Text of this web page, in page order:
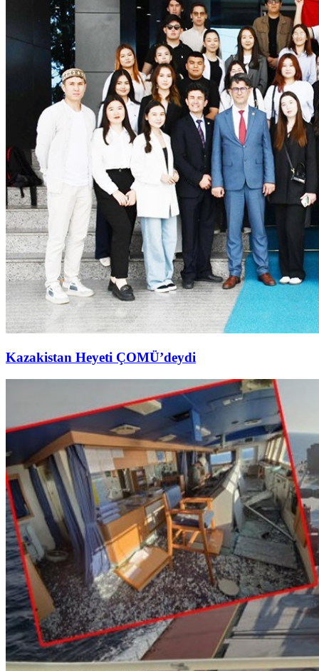
Kazakistan Heyeti ÇOMÜ’deydi